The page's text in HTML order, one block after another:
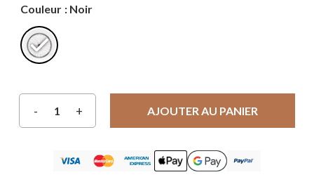
Couleur : Noir
AJOUTER AU PANIER